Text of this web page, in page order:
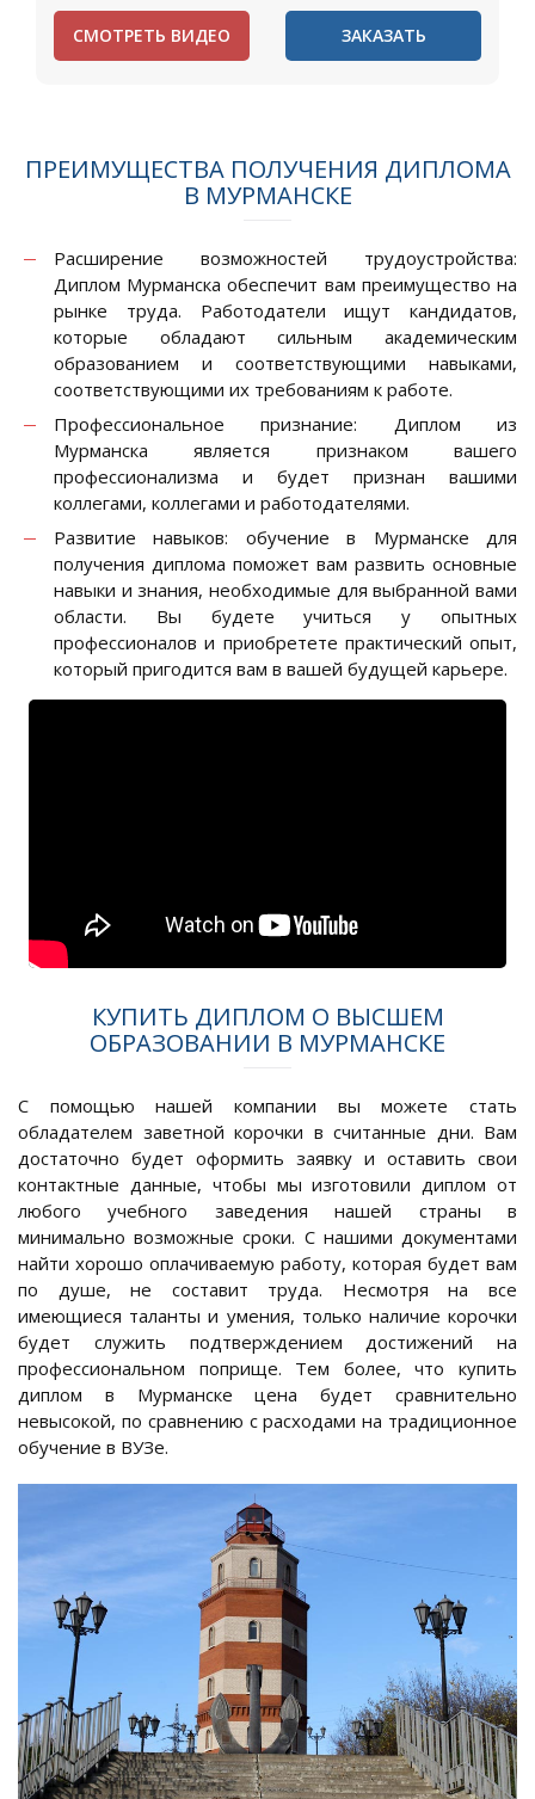
СМОТРЕТЬ ВИДЕО ЗАКАЗАТЬ
ПРЕИМУЩЕСТВА ПОЛУЧЕНИЯ ДИПЛОМА
В МУРМАНСКЕ
Расширение возможностей трудоустройства:
Диплом Мурманска обеспечит вам преимущество на
рынке труда. Работодатели ищут кандидатов,
которые обладают сильным академическим
образованием и соответствующими навыками,
соответствующими их требованиям к работе.
Профессиональное признание: Диплом из
Мурманска является признаком вашего
профессионализма и будет признан вашими
коллегами, коллегами и работодателями.
Развитие навыков: обучение в Мурманске для
получения диплома поможет вам развить основные
навыки и знания, необходимые для выбранной вами
области. Вы будете учиться у опытных
профессионалов и приобретете практический опыт,
который пригодится вам в вашей будущей карьере.
КУПИТЬ ДИПЛОМ О ВЫСШЕМ
ОБРАЗОВАНИИ В МУРМАНСКЕ
С помощью нашей компании вы можете стать
обладателем заветной корочки в считанные дни. Вам
достаточно будет оформить заявку и оставить свои
контактные данные, чтобы мы изготовили диплом от
любого учебного заведения нашей страны в
минимально возможные сроки. С нашими документами
найти хорошо оплачиваемую работу, которая будет вам
по душе, не составит труда. Несмотря на все
имеющиеся таланты и умения, только наличие корочки
будет служить подтверждением достижений на
профессиональном поприще. Тем более, что купить
диплом в Мурманске цена будет сравнительно
невысокой, по сравнению с расходами на традиционное
обучение в ВУЗе.